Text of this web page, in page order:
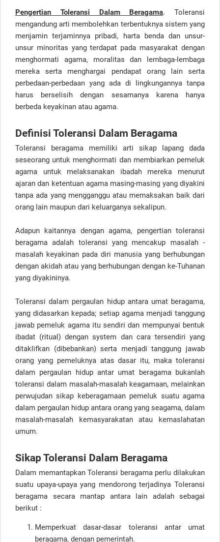
Pengertian Toleransi Dalam Beragama. Toleransi
mengandung arti membolehkan terbentuknya sistem yang
menjamin terjaminnya pribadi, harta benda dan unsur-
unsur minoritas yang terdapat pada masyarakat dengan
menghormati agama, moralitas dan lembaga-lembaga
mereka serta menghargai pendapat orang lain serta
perbedaan-perbedaan yang ada di lingkungannya tanpa
harus berselisih dengan sesamanya karena hanya
berbeda keyakinan atau agama.
Definisi Toleransi Dalam Beragama
Toleransi beragama memiliki arti sikap lapang dada
seseorang untuk menghormati dan membiarkan pemeluk
agama untuk melaksanakan ibadah mereka menurut
ajaran dan ketentuan agama masing-masing yang diyakini
tanpa ada yang mengganggu atau memaksakan baik dari
orang lain maupun dari keluarganya sekalipun.
Adapun kaitannya dengan agama, pengertian toleransi
beragama adalah toleransi yang mencakup masalah -
masalah keyakinan pada diri manusia yang berhubungan
dengan akidah atau yang berhubungan dengan ke-Tuhanan
yang diyakininya.
Toleransi dalam pergaulan hidup antara umat beragama,
yang didasarkan kepada; setiap agama menjadi tanggung
jawab pemeluk agama itu sendiri dan mempunyai bentuk
ibadat (ritual) dengan system dan cara tersendiri yang
ditaklifkan (dibebankan) serta menjadi tanggung jawab
orang yang pemeluknya atas dasar itu, maka toleransi
dalam pergaulan hidup antar umat beragama bukanlah
toleransi dalam masalah-masalah keagamaan, melainkan
perwujudan sikap keberagamaan pemeluk suatu agama
dalam pergaulan hidup antara orang yang seagama, dalam
masalah-masalah kemasyarakatan atau kemaslahatan
umum.
Sikap Toleransi Dalam Beragama
Dalam memantapkan Toleransi beragama perlu dilakukan
suatu upaya-upaya yang mendorong terjadinya Toleransi
beragama secara mantap antara lain adalah sebagai
berikut :
Memperkuat dasar-dasar toleransi antar umat
beragama, dengan pemerintah.